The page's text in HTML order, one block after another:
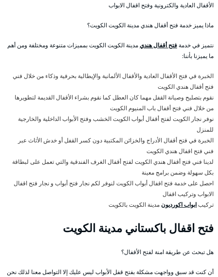
الأقفال العادية والكترونية وفتح اقفال الابواب
ماذا يميز خدمة فتح أقفال هندي مدينة الكويت الكويت؟
نتميز في خدمةفتح أقفال هنديمدينة الكويت الكويت بمميزات متنوعة ومختلفة ومن أهم
ما يميزنا بأننا:
الخبرة في فتح الأقفال العادية والأقفال الألمانية والإيطالية بحرفية وذكاء من خلال فني
فتح أقفال هندي الكويت
نقوم بتصليح وصيانة القفل مهما كان العطل كما نقوم بشراء الأقفال القديمة لتطويرها
من خلال فني فتح أقفال باب المنيوم الكويت
نوفر نجار الكويت لفتح أقفال أبواب الكويت الخشب وفتح الأبواب الداخلية والخارجية
للمنزل
الخبرة في فتح أقفال الأدراج والخزائن المكتبية دون كسر القفل أو خدش الأثاث عبر
فني فتح اقفال هندي الكويت
لدينا فني فتح أقفال هندي الكويت لفتح أقفال الغرف الفندقية والتي تعمل على لبطاقة
بكل سهولة وضمن برامج معينة
احصل على خدمة فتح اقفال أبواب الكويت لنوفر لكم نجار فتح أبواب و نجار فتح اقفال
الابواب وتركيب اقفال
تركيبابواب اكورديونمدينة الكويت بالكويت
فتح اقفال باكستاني مدينة الكويت
هل تبحث عن طريقة امنة لفتح الأقفال؟
أن كنت قد سبق وواجهت مشكلة بفتح قفل الأبواب ليس عليك إلا التواصل معنا لذلك نحن